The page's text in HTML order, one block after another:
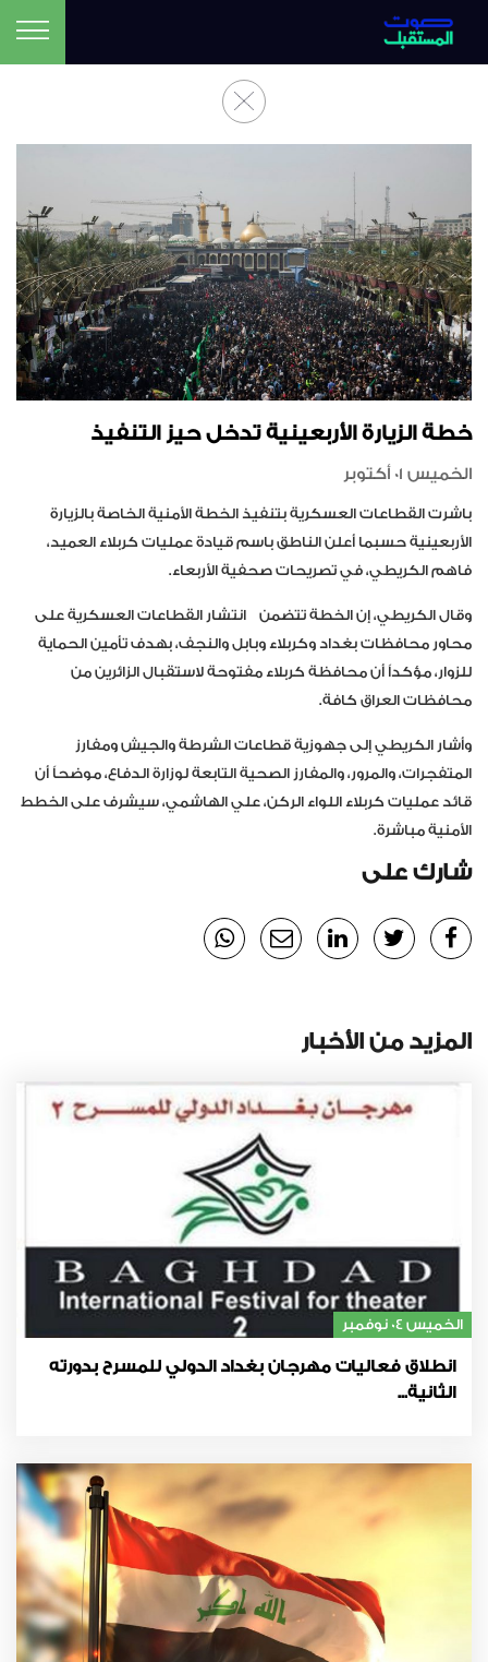
خطة الزيارة الأربعينية تدخل حيز التنفيذ
الخميس 01 أكتوبر
باشرت القطاعات العسكرية بتنفيذ الخطة الأمنية الخاصة بالزيارة
الأربعينية حسبما أعلن الناطق باسم قيادة عمليات كربلاء العميد،
فاهم الكريطي، في تصريحات صحفية الأربعاء.
وقال الكريطي، إن الخطة تتضمن انتشار القطاعات العسكرية على
محاور محافظات بغداد وكربلاء وبابل والنجف، بهدف تأمين الحماية
للزوار، مؤكداً أن محافظة كربلاء مفتوحة لاستقبال الزائرين من
محافظات العراق كافة.
وأشار الكريطي إلى جهوزية قطاعات الشرطة والجيش ومفارز
المتفجرات، والمرور، والمفارز الصحية التابعة لوزارة الدفاع، موضحاً أن
قائد عمليات كربلاء اللواء الركن، علي الهاشمي، سيشرف على الخطط
الأمنية مباشرة.
شارك على
المزيد من الأخبار
الخميس 04 نوفمبر
انطلاق فعاليات مهرجان بغداد الدولي للمسرح بدورته
الثانية...